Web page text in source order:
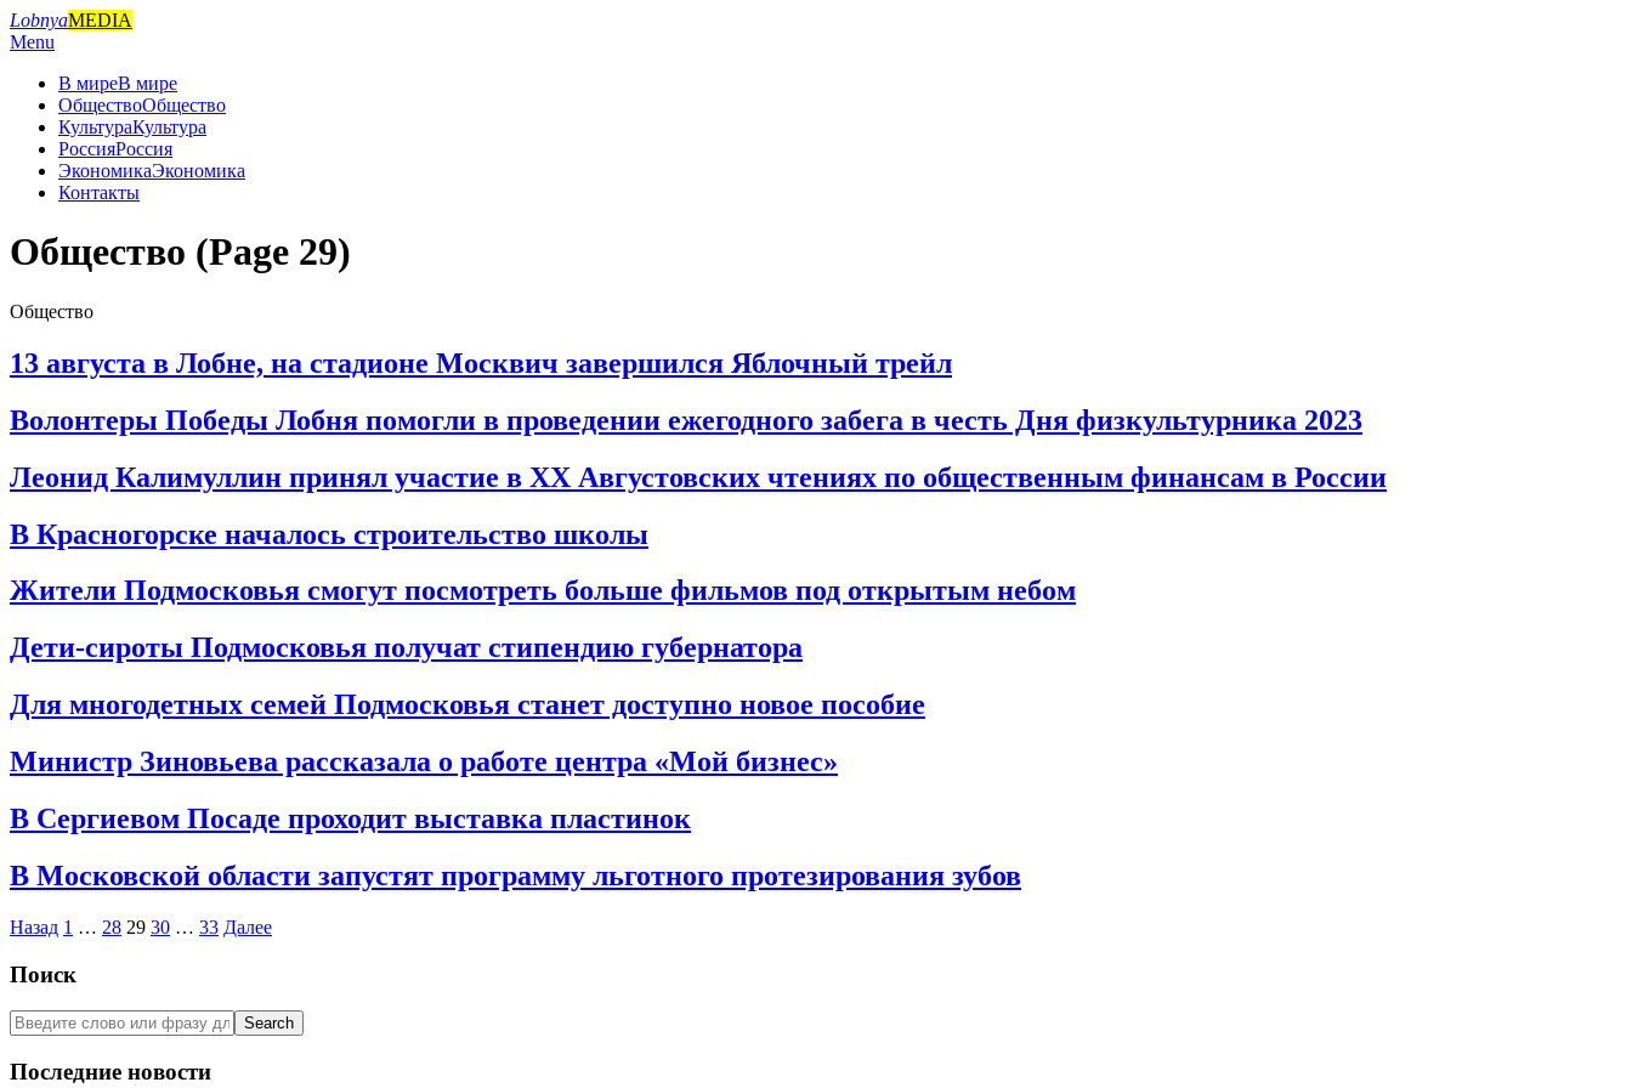
Skip
to
LobnyaMEDIA
Primary
Menu
Menu
В миреВ мире
ОбществоОбщество
КультураКультура
РоссияРоссия
ЭкономикаЭкономика
Контакты
Общество (Page 29)
Общество
13 августа в Лобне, на стадионе Москвич завершился Яблочный трейл
2023-
08-
Волонтеры Победы Лобня помогли в проведении ежегодного забега в честь Дня физкультурника 2023
2023-
08-
Леонид Калимуллин принял участие в XX Августовских чтениях по общественным финансам в России
2023-
08-
В Красногорске началось строительство школы
2023-
08-
Жители Подмосковья смогут посмотреть больше фильмов под открытым небом
2023-
08-
Дети-сироты Подмосковья получат стипендию губернатора
2023-
08-
Для многодетных семей Подмосковья станет доступно новое пособие
2023-
07-
Министр Зиновьева рассказала о работе центра «Мой бизнес»
2023-
07-
В Сергиевом Посаде проходит выставка пластинок
2023-
07-
В Московской области запустят программу льготного протезирования зубов
2023-
20
Пагинация
записей
Назад 1 … 28 29 30 … 33 Далее
Поиск
Search
Последние новости